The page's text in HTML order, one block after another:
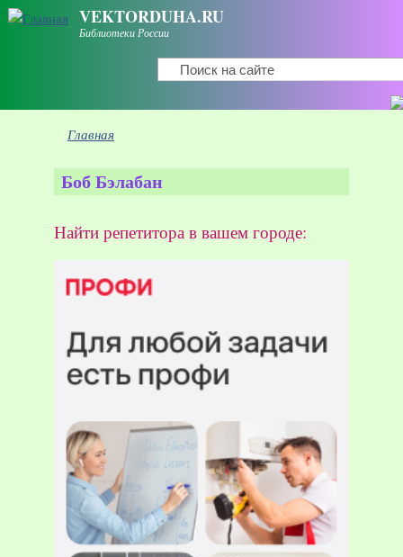
Перейти к основному содержанию
VEKTORDUHA.RU
Библиотеки России
Форма поиска
Поиск
Вы здесь
Главная
Боб Бэлабан
Найти репетитора в вашем городе: